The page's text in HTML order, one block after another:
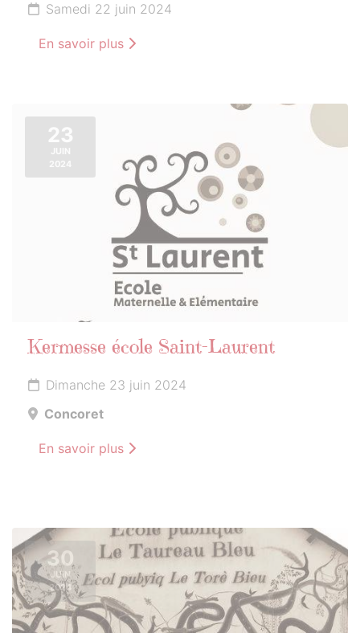
Samedi 22 juin 2024
En savoir plus
23
JUIN
2024
Kermesse école Saint-Laurent
Dimanche 23 juin 2024
Concoret
En savoir plus
30
JUIN
2024